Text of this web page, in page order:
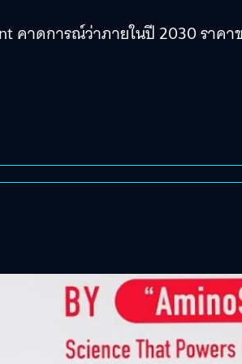
คาดการณ์ว่าภายในปี 2030 ราคา